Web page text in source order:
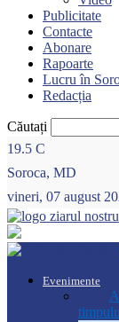
Publicitate
Contacte
Abonare
Rapoarte
Lucru în
Redacția
Căutați
19.5 C
Soroca, MD
vineri, 07 august
Evenimente